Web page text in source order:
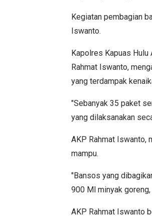
Kegiatan pembagian
Iswanto.
Kapolres Kapuas Hulu
Rahmat Iswanto,
yang terdampak
"Sebanyak 35 paket
yang dilaksanakan
AKP Rahmat Iswanto,
mampu.
"Bansos yang
900 Ml minyak
AKP Rahmat Iswanto